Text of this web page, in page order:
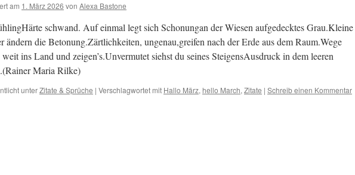
am 1. März 2026 von Alexa Bastone
schwand. Auf einmal legt sich Schonungan der Wiesen aufgedecktes Grau.Kleine
ändern die Betonung.Zärtlichkeiten, ungenau,greifen nach der Erde aus dem Raum.Wege
weit ins Land und zeigen’s.Unvermutet siehst du seines SteigensAusdruck in dem leeren
Maria Rilke)
unterZitate & Sprüche | Verschlagwortet mit Hallo März, hello March, Zitate | Schreib einen Kommentar